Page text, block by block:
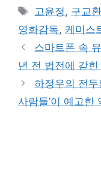
Tags
고윤정 , 구교환
영화감독, 케미스
스마트폰 속
년 전 법전에 갇
하정우의 전두
사람들’이 예고한